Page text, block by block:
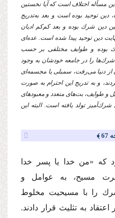
مسأله اختلاف است كه آیا نخستین
دین توحید بوده است و بعد به‌تدریج
دین شرك بوده و بعد كم‌كم ادیان
دین توحید پیدا شده است. عده‌اى
بوده و طوایف مختلفى بر حسب
شرك‌ها را در جامعه خودشان به وجود
از دنیا مى‌رفت، سمبلى یا مجسمه‌اى
و به تدریج این احترام به صورت
و طوایف، بت‌هاى متعدد و معبودهاى
شرك‌آمیز تولد یافته است. البته این
﴾
كه «من خدا یا پسر خدا
مسیح، به عوامل و
شرك را با مسیحیت مخلوط
به تثلیث قرار دادند.